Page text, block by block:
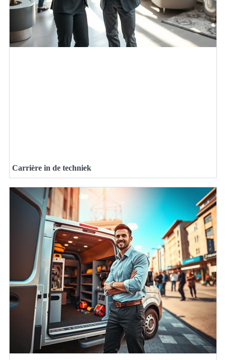
Carrière in de techniek